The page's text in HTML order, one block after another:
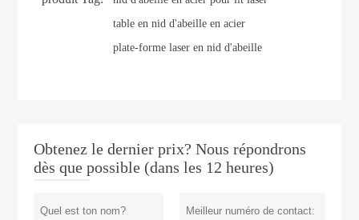
table en nid d'abeille en acier
plate-forme laser en nid d'abeille
Obtenez le dernier prix? Nous répondrons
dès que possible (dans les 12 heures)